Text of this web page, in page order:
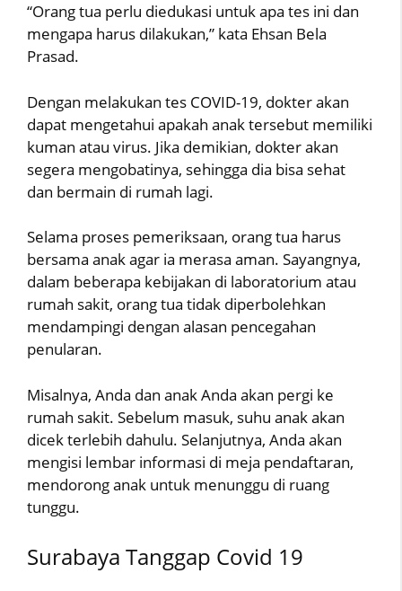
“Orang tua perlu diedukasi untuk apa tes ini dan
mengapa harus dilakukan,” kata Ehsan Bela
Prasad.
Dengan melakukan tes COVID-19, dokter akan
dapat mengetahui apakah anak tersebut memiliki
kuman atau virus. Jika demikian, dokter akan
segera mengobatinya, sehingga dia bisa sehat
dan bermain di rumah lagi.
Selama proses pemeriksaan, orang tua harus
bersama anak agar ia merasa aman. Sayangnya,
dalam beberapa kebijakan di laboratorium atau
rumah sakit, orang tua tidak diperbolehkan
mendampingi dengan alasan pencegahan
penularan.
Misalnya, Anda dan anak Anda akan pergi ke
rumah sakit. Sebelum masuk, suhu anak akan
dicek terlebih dahulu. Selanjutnya, Anda akan
mengisi lembar informasi di meja pendaftaran,
mendorong anak untuk menunggu di ruang
tunggu.
Surabaya Tanggap Covid 19